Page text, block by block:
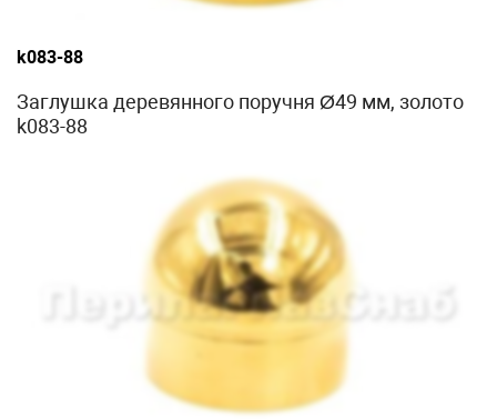
k083-88
Заглушка деревянного поручня Ø49 мм, золото
k083-88